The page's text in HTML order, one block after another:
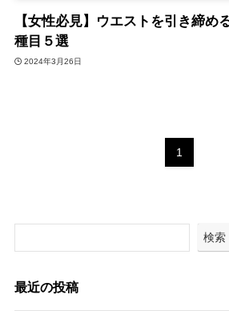
【女性必見】ウエストを引き締め
種目５選
2024年3月26日
1
検索
最近の投稿